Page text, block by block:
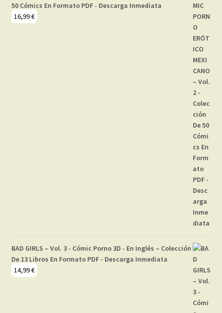
50 Cómics En Formato PDF - Descarga Inmediata
16,99€
BAD GIRLS – Vol. 3 - Cómic Porno 3D - En Inglés – Colección
De 13 Libros En Formato PDF - Descarga Inmediata
14,99€